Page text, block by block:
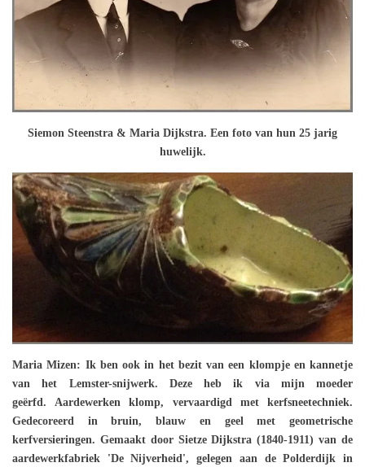
Siemon Steenstra & Maria Dijkstra. Een foto van hun 25 jarig
huwelijk.
Maria Mizen: Ik ben ook in het bezit van een klompje en kannetje
van het Lemster-snijwerk. Deze heb ik via mijn moeder
geërfd. Aardewerken klomp, vervaardigd met kerfsneetechniek.
Gedecoreerd in bruin, blauw en geel met geometrische
kerfversieringen. Gemaakt door Sietze Dijkstra (1840-1911) van de
aardewerkfabriek 'De Nijverheid', gelegen aan de Polderdijk in